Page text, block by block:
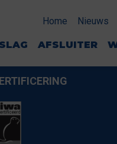
Home Nieuws
AFSLUITER